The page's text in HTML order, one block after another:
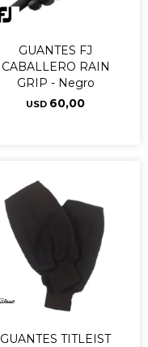
GUANTES FJ
CABALLERO RAIN
GRIP - Negro
USD 60,00
GUANTES TITLEIST